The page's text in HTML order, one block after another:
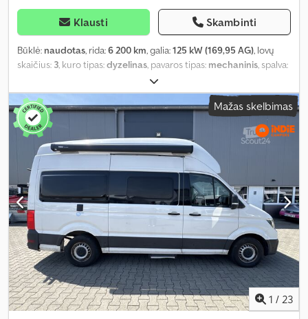
Klausti Skambinti
Būklė: naudotas, rida:6 200 km, galia:125 kW (169,95 AG), lovų
skaičius: 3, kuro tipas:dyzelinas, pavaros tipas: mechaninis, spalva:
, pirmoji registracija:
mm, bendras plotis:2 500 mm, bendras aukštis:3 500 mm, ašių
konfigūracija:2 ašys, emisijos klasė:euro2, bendras svoris:9 000
kg, Gamybos metai: , Įranga:
ABS, autonominis šildytuvas,
visų varančiųjų ratų pavara,
Mažas skelbimas
1 / 23